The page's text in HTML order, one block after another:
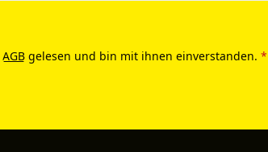
AGB gelesen und bin mit ihnen einverstanden. *